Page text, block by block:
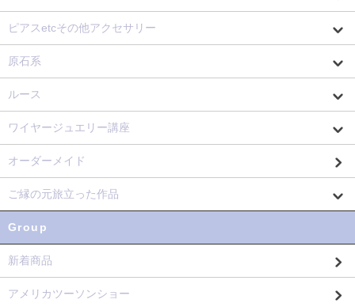
ピアスetcその他アクセサリー
原石系
ルース
ワイヤージュエリー講座
オーダーメイド
ご縁の元旅立った作品
Group
新着商品
アメリカツーソンショー